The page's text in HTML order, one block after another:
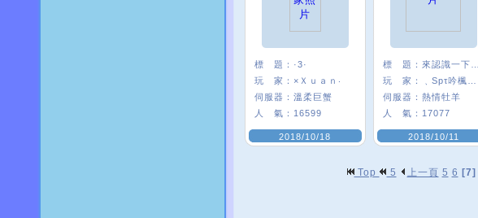
標 題： ·3·
玩 家： ×Ｘｕａｎ‧
伺服器： 溫柔巨蟹
人 氣： 16599
2018/10/18
標 題：
玩 家：
伺服器： 熱情牡羊
人 氣： 17077
2018/10/11
Top 5 上一頁 5 6 [7]